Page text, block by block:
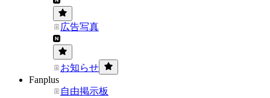
広告写真
お知らせ
Fanplus
自由掲示板